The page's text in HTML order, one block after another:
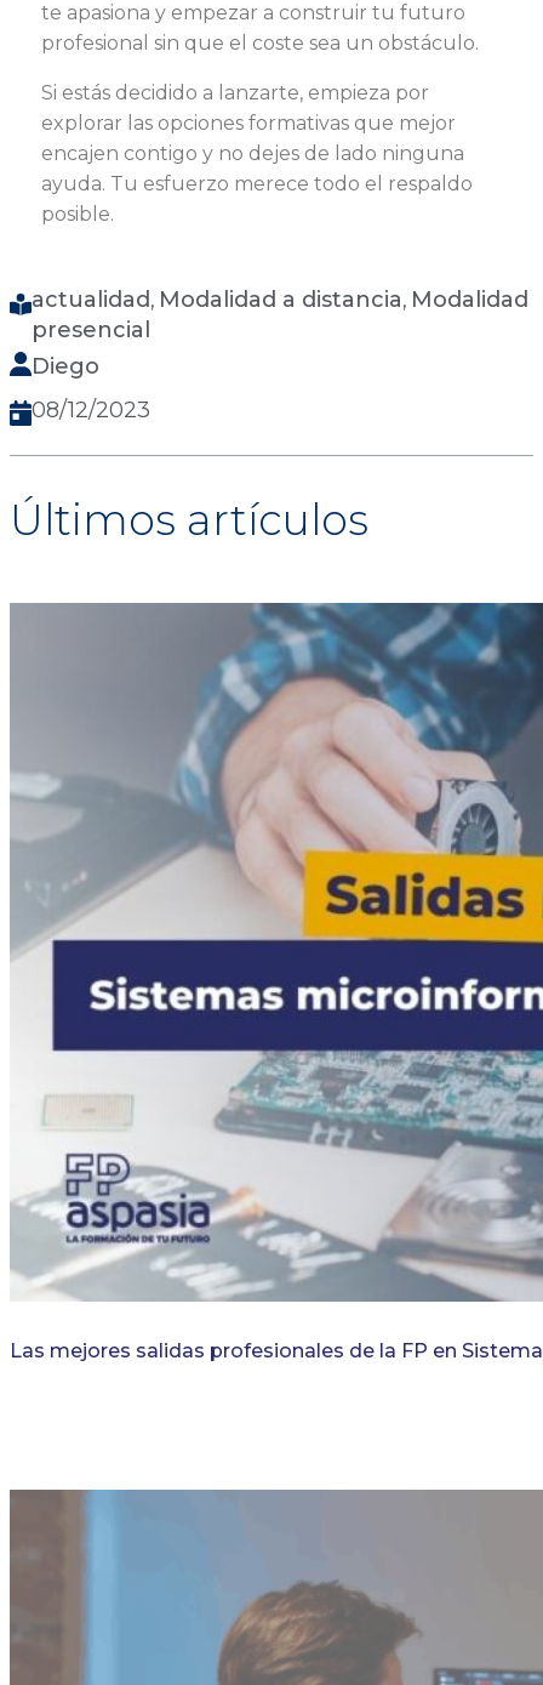
te apasiona y empezar a construir tu futuro
profesional sin que el coste sea un obstáculo.
Si estás decidido a lanzarte, empieza por
explorar las opciones formativas que mejor
encajen contigo y no dejes de lado ninguna
ayuda. Tu esfuerzo merece todo el respaldo
posible.
actualidad , Modalidad a distancia, Modalidad
presencial
Diego
08/12/2023
Últimos artículos
Las mejores salidas profesionales de la FP en